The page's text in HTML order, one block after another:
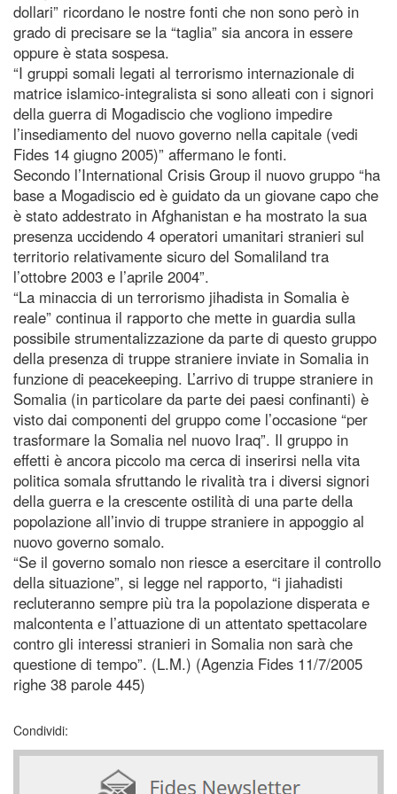
dollari” ricordano le nostre fonti che non sono però in
grado di precisare se la “taglia” sia ancora in essere
oppure è stata sospesa.
“I gruppi somali legati al terrorismo internazionale di
matrice islamico-integralista si sono alleati con i signori
della guerra di Mogadiscio che vogliono impedire
l’insediamento del nuovo governo nella capitale (vedi
Fides 14 giugno 2005)” affermano le fonti.
Secondo l’International Crisis Group il nuovo gruppo “ha
base a Mogadiscio ed è guidato da un giovane capo che
è stato addestrato in Afghanistan e ha mostrato la sua
presenza uccidendo 4 operatori umanitari stranieri sul
territorio relativamente sicuro del Somaliland tra
l’ottobre 2003 e l’aprile 2004”.
“La minaccia di un terrorismo jihadista in Somalia è
reale” continua il rapporto che mette in guardia sulla
possibile strumentalizzazione da parte di questo gruppo
della presenza di truppe straniere inviate in Somalia in
funzione di peacekeeping. L’arrivo di truppe straniere in
Somalia (in particolare da parte dei paesi confinanti) è
visto dai componenti del gruppo come l’occasione “per
trasformare la Somalia nel nuovo Iraq”. Il gruppo in
effetti è ancora piccolo ma cerca di inserirsi nella vita
politica somala sfruttando le rivalità tra i diversi signori
della guerra e la crescente ostilità di una parte della
popolazione all’invio di truppe straniere in appoggio al
nuovo governo somalo.
“Se il governo somalo non riesce a esercitare il controllo
della situazione”, si legge nel rapporto, “i jiahadisti
recluteranno sempre più tra la popolazione disperata e
malcontenta e l’attuazione di un attentato spettacolare
contro gli interessi stranieri in Somalia non sarà che
questione di tempo”. (L.M.) (Agenzia Fides 11/7/2005
righe 38 parole 445)
Condividi: